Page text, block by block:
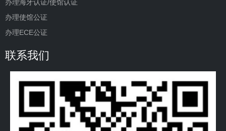
办理海牙认证/使馆认证
办理使馆公证
办理ECE公证
联系我们